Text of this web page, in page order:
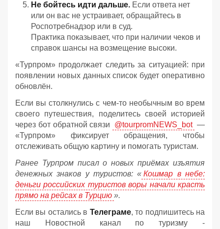
Не бойтесь идти дальше. Если ответа нет
или он вас не устраивает, обращайтесь в
Роспотребнадзор или в суд.
Практика показывает, что при наличии чеков и
справок шансы на возмещение высоки.
«Турпром» продолжает следить за ситуацией: при
появлении новых данных список будет оперативно
обновлён.
Если вы столкнулись с чем-то необычным во врем
своего путешествия, поделитесь своей историей
через бот обратной связи
@tourpromNEWS_bot —
«Турпром» фиксирует обращения, чтобы
отслеживать общую картину и помогать туристам.
Ранее Турпром писал о новых приёмах изъятия
денежных знаков у туристов: « Кошмар в небе:
деньги российских туристов воры начали красть
прямо на рейсах в Турцию ».
Если вы остались в Телеграме, то подпишитесь на
наш Новостной канал по туризму -